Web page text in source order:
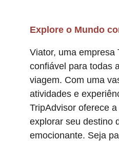
Explore o Mundo
Viator, uma empresa
confiável para todas
viagem. Com uma
atividades e
TripAdvisor oferece
explorar seu destino
emocionante. Seja